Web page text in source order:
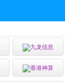
九龙信息
香港神算